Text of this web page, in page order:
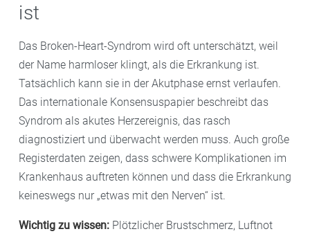
ist
Das Broken-Heart-Syndrom wird oft unterschätzt, weil
der Name harmloser klingt, als die Erkrankung ist.
Tatsächlich kann sie in der Akutphase ernst verlaufen.
Das internationale Konsensuspapier beschreibt das
Syndrom als akutes Herzereignis, das rasch
diagnostiziert und überwacht werden muss. Auch große
Registerdaten zeigen, dass schwere Komplikationen im
Krankenhaus auftreten können und dass die Erkrankung
keineswegs nur „etwas mit den Nerven“ ist.
Wichtig zu wissen: Plötzlicher Brustschmerz, Luftnot